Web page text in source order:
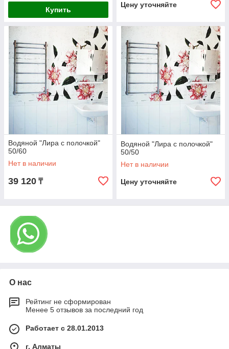
Купить
Цену уточняйте
Водяной "Лира с полочкой"
50/60
Нет в наличии
39 120 ₸
Водяной "Лира с полочкой"
50/50
Нет в наличии
Цену уточняйте
О нас
Рейтинг не сформирован
Менее 5 отзывов за последний год
Работает с 28.01.2013
г. Алматы